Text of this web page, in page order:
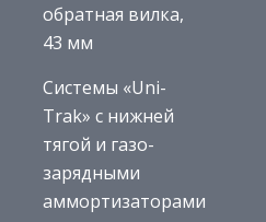
обратная вилка,
43 мм
Системы «Uni-
Trak» с нижней
тягой и газо-
зарядными
аммортизаторами